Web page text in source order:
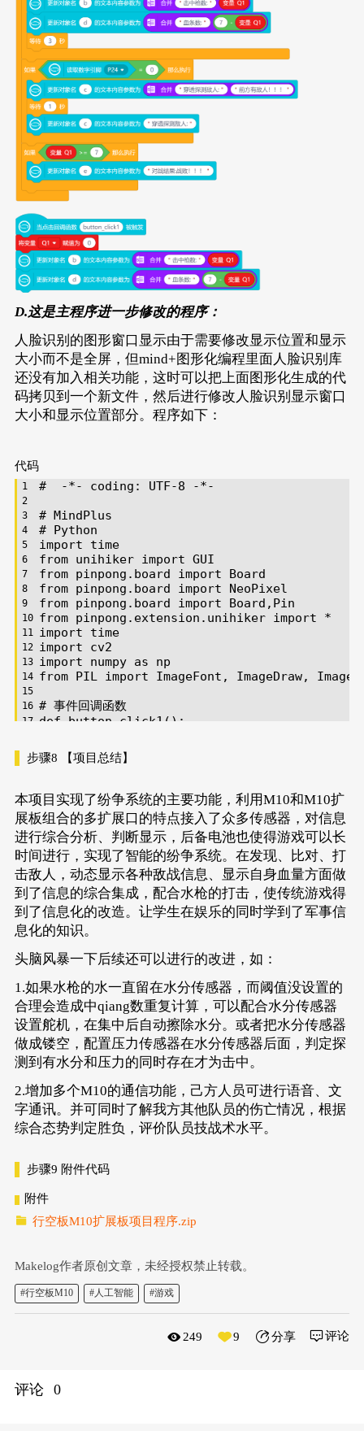
D.这是主程序进一步修改的程序：
人脸识别的图形窗口显示由于需要修改显示位置和显示
大小而不是全屏，但mind+图形化编程里面人脸识别库
还没有加入相关功能，这时可以把上面图形化生成的代
码拷贝到一个新文件，然后进行修改人脸识别显示窗口
大小和显示位置部分。程序如下：
代码
#  -*- coding: UTF-8 -*-
# MindPlus
# Python
import time
from unihiker import GUI
from pinpong.board import Board
from pinpong.board import NeoPixel
from pinpong.board import Board,Pin
from pinpong.extension.unihiker import *
import time
import cv2
import numpy as np
from PIL import ImageFont, ImageDraw, Image
# 事件回调函数
def
button_click1 ():
    b.config(text=(str(
    d.config(text=(str(
u_gui=GUI()
Board().begin()
p_p21_analog=Pin(Pin.P21, Pin.ANALOG)
p_p24_in=Pin(Pin.P24, Pin.IN)
global Q1
Q1 = 0
u_gui.clear()
k=u_gui.add_button(text="GO",x=45,y=50,w=40
a=u_gui.draw_text(text=
b=u_gui.draw_text(text=(str(
"击中枪数:"
c=u_gui.draw_text(text="穿透探测敌人:",x=170
c.config(angle=-90)
f=u_gui.draw_text(text= "识别攻击对象:" ,x=150
f.config(angle=-90)
d=u_gui.draw_text(text=(str("血条数:" ) +
d.config(angle=-90)
e.config(angle=-90)
np1 = NeoPixel(Pin((Pin.P22)),7)
np1.brightness(128)
np1.brightness(100)
def
numberMap
    font = ImageFont.truetype(
draw.text((x,y), text, font=font,
    frame = np.array(img_pil)
return frame
cap.set(cv2.CAP_PROP_FRAME_WIDTH, 240 )
cv2.namedWindow(
cv2.setWindowProperty(
步骤8 【项目总结】
本项目实现了纷争系统的主要功能，利用M10和M10扩
展板组合的多扩展口的特点接入了众多传感器，对信息
进行综合分析、判断显示，后备电池也使得游戏可以长
时间进行，实现了智能的纷争系统。在发现、比对、打
击敌人，动态显示各种敌战信息、显示自身血量方面做
到了信息的综合集成，配合水枪的打击，使传统游戏得
到了信息化的改造。让学生在娱乐的同时学到了军事信
息化的知识。
头脑风暴一下后续还可以进行的改进，如：
1.如果水枪的水一直留在水分传感器，而阈值没设置的
合理会造成中qiang数重复计算，可以配合水分传感器
设置舵机，在集中后自动擦除水分。或者把水分传感器
做成镂空，配置压力传感器在水分传感器后面，判定探
测到有水分和压力的同时存在才为击中。
2.增加多个M10的通信功能，己方人员可进行语音、文
字通讯。并可同时了解我方其他队员的伤亡情况，根据
综合态势判定胜负，评价队员技战术水平。
步骤9 附件代码
附件
行空板M10扩展板项目程序.zip
Makelog作者原创文章，未经授权禁止转载。
#行空板M10 #人工智能 #游戏
249 9 分享
评论 0
评论